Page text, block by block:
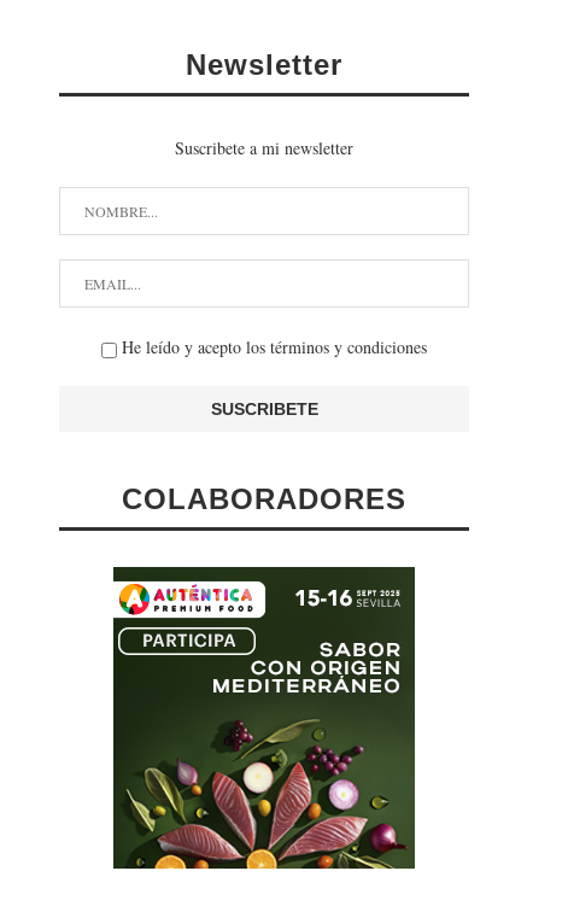
Newsletter
Suscribete a mi newsletter
He leído y acepto los términos y condiciones
COLABORADORES